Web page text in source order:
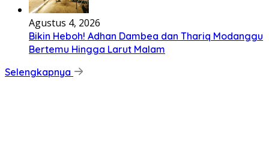
Agustus 4, 2026
Bikin Heboh! Adhan Dambea dan Thariq Modanggu
Bertemu Hingga Larut Malam
Selengkapnya